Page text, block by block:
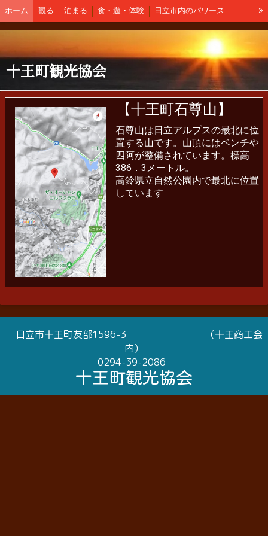
ホーム 觀る 泊まる 食・遊・体験 日立市内のパワースポット
土産・地酒・ゴルフ 交通・公共施設・医療関係 新着情報
観光協会会員 アクセス
»
十王町観光協会
【十王町石尊山】
石尊山は日立アルプスの最北に位
置する山です。山頂にはベンチや
四阿が整備されています。標高
386．3メートル。
高鈴県立自然公園内で最北に位置
しています
日立市十王町友部1596-3 （十王商工会
内）
0294-39-2086
十王町観光協会